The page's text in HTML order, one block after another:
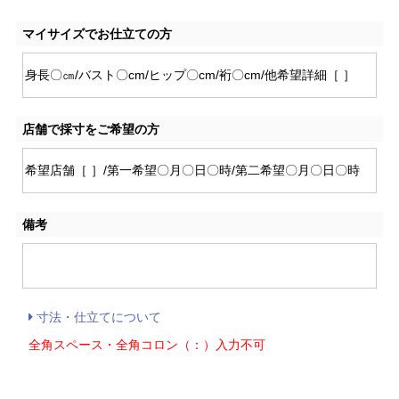
マイサイズでお仕立ての方
店舗で採寸をご希望の方
備考
寸法・仕立てについて
全角スペース・全角コロン（：）入力不可